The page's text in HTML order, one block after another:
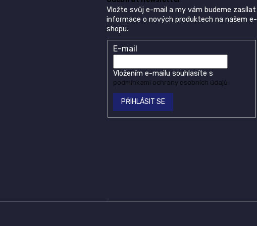
Vložte svůj e-mail a my vám budeme zasílat
informace o nových produktech na našem e-
shopu.
E-mail
Vložením e-mailu souhlasíte s
podmínkami ochrany osobních údajů
PŘIHLÁSIT SE